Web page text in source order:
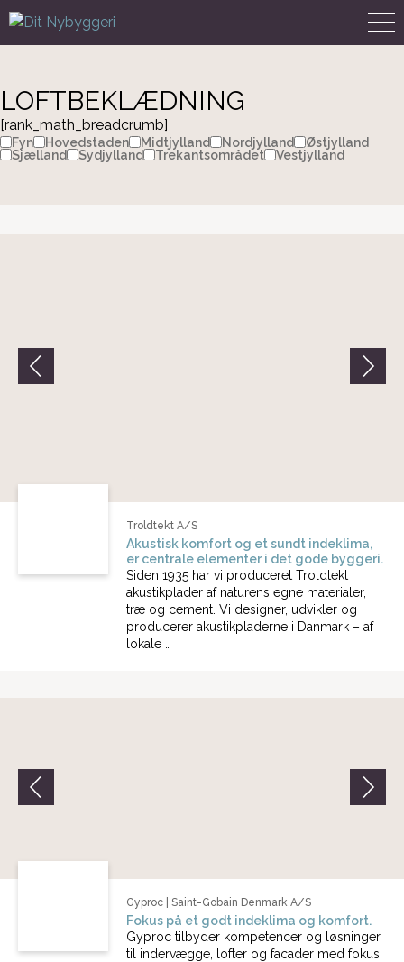
LOFTBEKLÆDNING
[rank_math_breadcrumb]
Fyn Hovedstaden Midtjylland Nordjylland
Østjylland
Sjælland
Sydjylland Trekantsområdet Vestjylland
Troldtekt A/S
Akustisk komfort og et sundt indeklima,
er centrale elementer i det gode byggeri.
Siden 1935 har vi produceret Troldtekt
akustikplader af naturens egne materialer,
træ og cement. Vi designer, udvikler og
producerer akustikpladerne i Danmark – af
lokale …
Gyproc | Saint-Gobain Denmark A/S
Fokus på et godt indeklima og komfort.
Gyproc tilbyder kompetencer og løsninger
til indervægge, lofter og facader med fokus